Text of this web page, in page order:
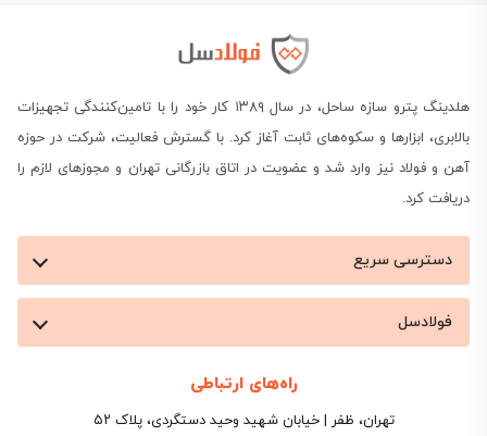
هلدینگ پترو سازه ساحل، در سال ۱۳۸۹ کار خود را با تامین‌کنندگی تجهیزات
بالابری، ابزارها و سکوه‌های ثابت آغاز کرد. با گسترش فعالیت، شرکت در حوزه
آهن و فولاد نیز وارد شد و عضویت در اتاق بازرگانی تهران و مجوزهای لازم را
دریافت کرد.
دسترسی سریع
فولادسل
راه‌های ارتباطی
تهران، ظفر | خیابان شهید وحید دستگردی، پلاک ۵۲